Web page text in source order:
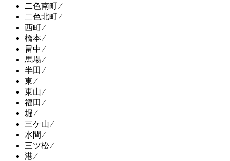
二色南町 ⁄
二色北町 ⁄
西町 ⁄
橋本 ⁄
畠中 ⁄
馬場 ⁄
半田 ⁄
東 ⁄
東山 ⁄
福田 ⁄
堀 ⁄
三ケ山 ⁄
水間 ⁄
三ツ松 ⁄
港 ⁄